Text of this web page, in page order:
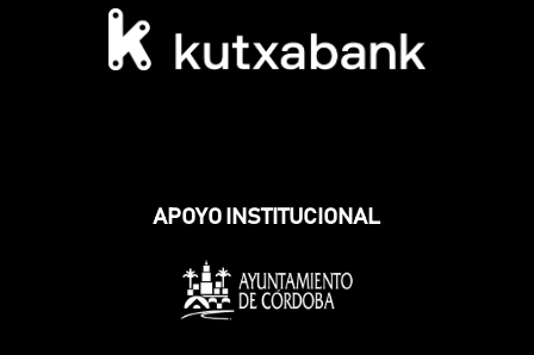
APOYO INSTITUCIONAL